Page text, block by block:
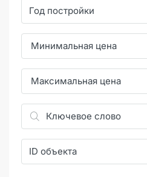
Минимальная цена
Максимальная цена